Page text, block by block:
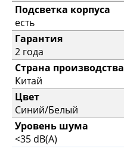
Подсветка корпуса
есть
Гарантия
2 года
Страна производства
Китай
Цвет
Синий/Белый
Уровень шума
<35 dB(A)